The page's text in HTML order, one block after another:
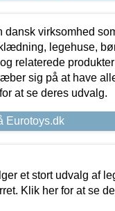
dansk virksomhed
legehuse,
relaterede
sig på at have
at se deres udvalg.
Eurotoys.dk
et stort udvalg af
Klik her for at se